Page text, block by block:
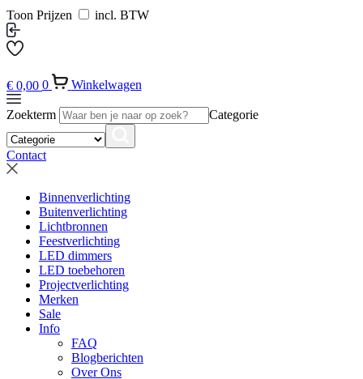
Toon Prijzen incl. BTW
€ 0,00 0 Winkelwagen
Zoekterm Categorie
Contact
Binnenverlichting
Buitenverlichting
Lichtbronnen
Feestverlichting
LED dimmers
LED toebehoren
Projectverlichting
Merken
Sale
Info
FAQ
Blogberichten
Over Ons